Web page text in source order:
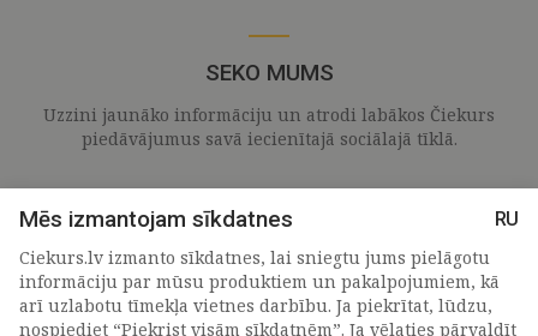
SEKO MUMS
Uzzini jaunāko informāciju un atrodi labākos Čiekurs
piedāvājumus savā iecienītajā sociālajā tīklā.
Mēs izmantojam sīkdatnes
RU
Ciekurs.lv izmanto sīkdatnes, lai sniegtu jums pielāgotu
informāciju par mūsu produktiem un pakalpojumiem, kā
arī uzlabotu tīmekļa vietnes darbību. Ja piekrītat, lūdzu,
nospiediet “Piekrist visām sīkdatnēm”. Ja vēlaties pārvaldīt